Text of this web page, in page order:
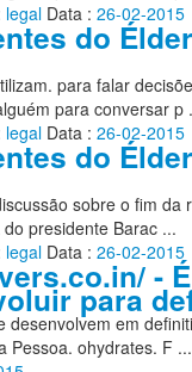
legal Data : 26-02-2015
do
para falar
para conversar p
legal Data : 26-02-2015
do
sobre o fim da
presidente Barac ...
legal Data : 26-02-2015
-
para
desenvolvem em
Pessoa. ohydrates. F ...